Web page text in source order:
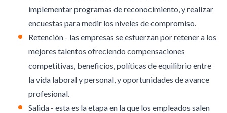
implementar programas de reconocimiento, y realizar
encuestas para medir los niveles de compromiso.
Retención - las empresas se esfuerzan por retener a los
mejores talentos ofreciendo compensaciones
competitivas, beneficios, políticas deequilibrio entre
la vida laboral y personal, y oportunidades de avance
profesional.
Salida - esta es la etapa en la que los empleados salen